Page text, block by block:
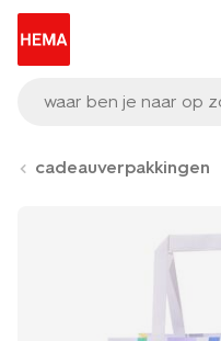
waar ben je naar op
cadeauverpakkingen